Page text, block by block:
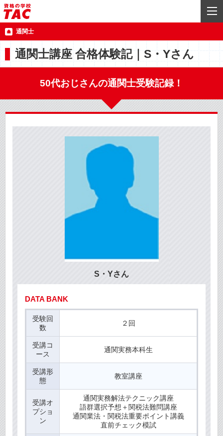
通関士
通関士講座 合格体験記｜S・Yさん
50代おじさんの通関士受験記録！
S・Yさん
DATA BANK
受験回
数
２回
受講コ
ース
通関実務本科生
受講形
態
教室講座
受講オ
プショ
ン
通関実務解法テクニック講座
語群選択予想＋関税法難問講座
通関業法・関税法重要ポイント講義
直前チェック模試